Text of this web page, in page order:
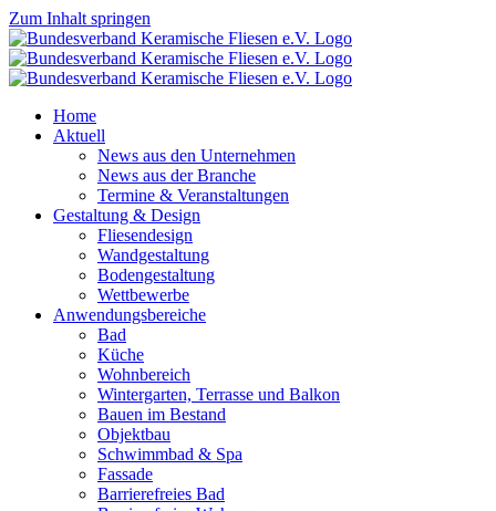
Zum Inhalt springen
Home
Aktuell
News aus den Unternehmen
News aus der Branche
Termine & Veranstaltungen
Gestaltung & Design
Fliesendesign
Wandgestaltung
Bodengestaltung
Wettbewerbe
Anwendungsbereiche
Bad
Küche
Wohnbereich
Wintergarten, Terrasse und Balkon
Bauen im Bestand
Objektbau
Schwimmbad & Spa
Fassade
Barrierefreies Bad